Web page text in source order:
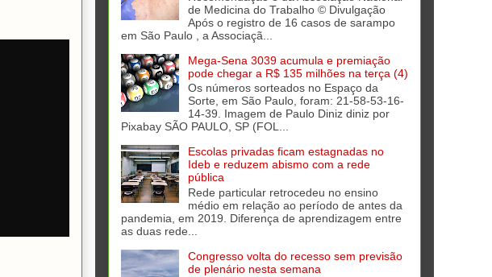
de Medicina do Trabalho © Divulgação
Após o registro de 16 casos de sarampo
em São Paulo , a Associaçã...
Mega-Sena 3039 acumula e premiação
pode chegar a R$ 135 milhões na terça (4)
Os números sorteados no Espaço da
Sorte, em São Paulo, foram: 21-58-53-16-
14-39. Imagem de Paulo Diniz diniz por
Pixabay SÃO PAULO, SP (FOL...
Escolas privadas ficam estagnadas no
Ideb e reduzem abismo com a rede
pública
Rede particular retrocedeu no ensino
médio em relação ao período de antes da
pandemia, em 2019. Diferença de aprendizagem entre
as duas rede...
Congresso volta do recesso sem previsão
de plenário nesta semana